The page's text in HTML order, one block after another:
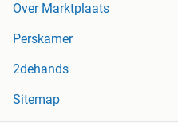
Over Marktplaats
Perskamer
2dehands
Sitemap